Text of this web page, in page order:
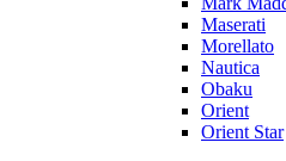
Maserati
Morellato
Nautica
Obaku
Orient
Orient Star